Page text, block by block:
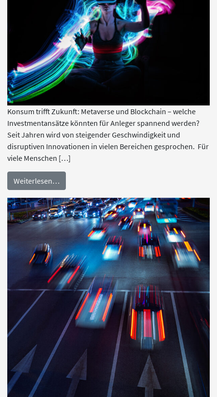
Konsum trifft Zukunft: Metaverse und Blockchain – welche
Investmentansätze könnten für Anleger spannend werden?
Seit Jahren wird von steigender Geschwindigkeit und
disruptiven Innovationen in vielen Bereichen gesprochen. Für
viele Menschen […]
Weiterlesen…